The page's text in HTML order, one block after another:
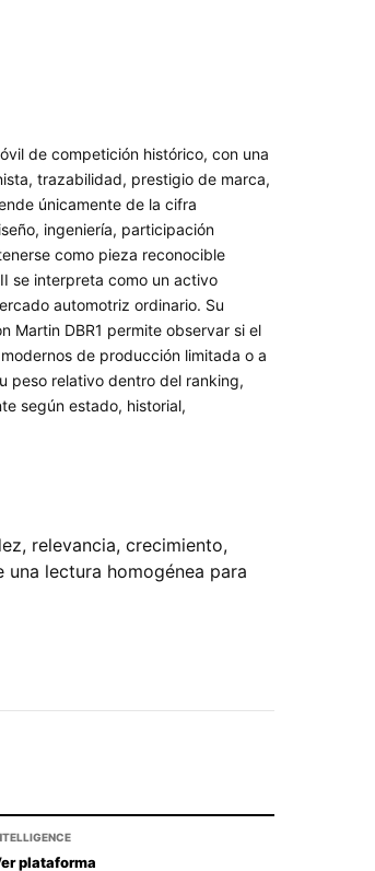
de competición histórico, con una
trazabilidad, prestigio de marca,
únicamente de la cifra
ingeniería, participación
como pieza reconocible
se interpreta como un activo
automotriz ordinario. Su
Martin DBR1 permite observar si el
de producción limitada o a
peso relativo dentro del ranking,
según estado, historial,
relevancia, crecimiento,
lectura homogénea para
plataforma